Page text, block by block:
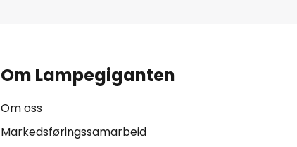
Om Lampegiganten
Om oss
Markedsføringssamarbeid